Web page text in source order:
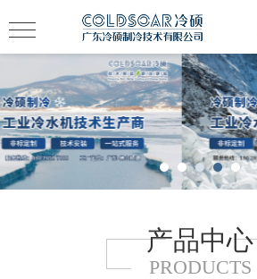
产品中心
PRODUCTS